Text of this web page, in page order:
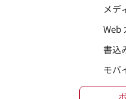
メデ
Web
書込
モバ